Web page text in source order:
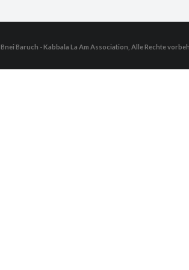
Bnei Baruch - Kabbala La Am Association, Alle Rechte